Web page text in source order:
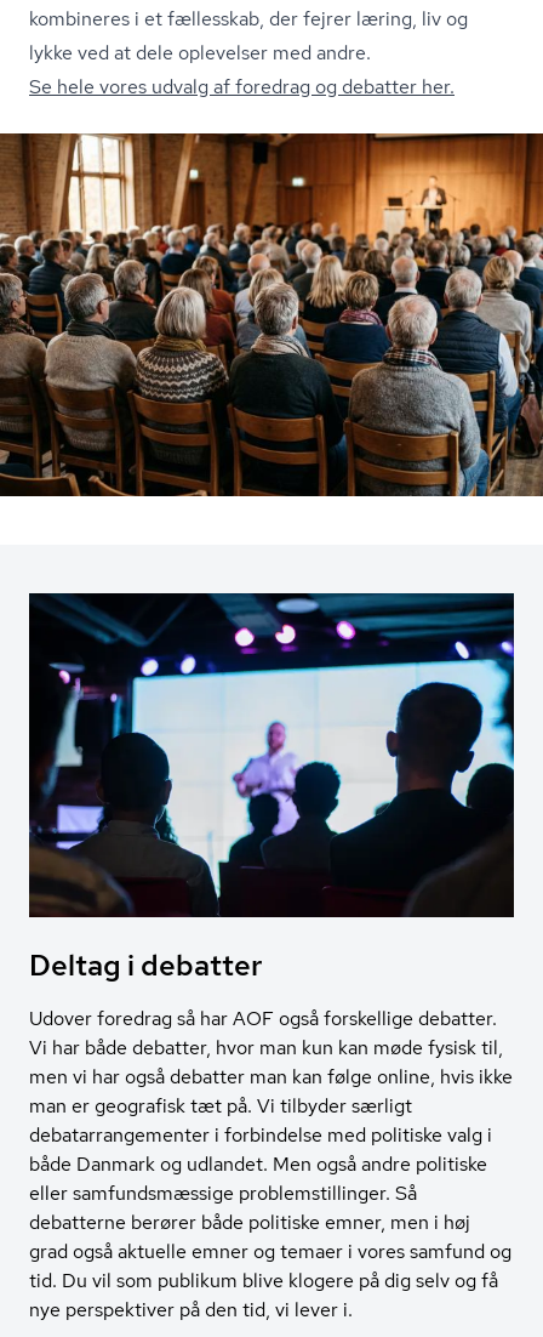
kombineres i et fællesskab, der fejrer læring, liv og
lykke ved at dele oplevelser med andre.
Se hele vores udvalg af foredrag og debatter her.
Deltag i debatter
Udover foredrag så har AOF også forskellige debatter.
Vi har både debatter, hvor man kun kan møde fysisk til,
men vi har også debatter man kan følge online, hvis ikke
man er geografisk tæt på. Vi tilbyder særligt
debatarrangementer i forbindelse med politiske valg i
både Danmark og udlandet. Men også andre politiske
eller samfundsmæssige problemstillinger. Så
debatterne berører både politiske emner, men i høj
grad også aktuelle emner og temaer i vores samfund og
tid. Du vil som publikum blive klogere på dig selv og få
nye perspektiver på den tid, vi lever i.